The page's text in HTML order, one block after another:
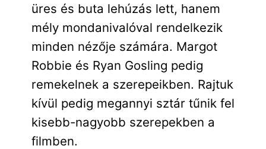
üres és buta lehúzás lett, hanem
mély mondanivalóval rendelkezik
minden nézője számára. Margot
Robbie és Ryan Gosling pedig
remekelnek a szerepeikben. Rajtuk
kívül pedig megannyi sztár tűnik fel
kisebb-nagyobb szerepekben a
filmben.